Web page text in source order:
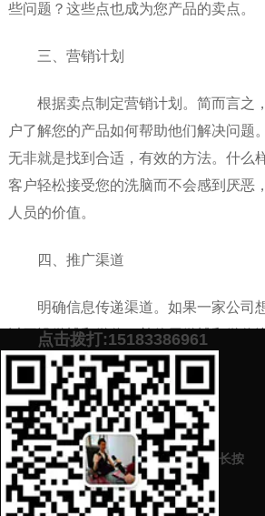
些问题？这些点也成为您产品的卖点。
三、营销计划
根据卖点制定营销计划。简而言之
户了解您的产品如何帮助他们解决问题
无非就是找到合适，有效的方法。什么
客户轻松接受您的洗脑而不会感到厌恶
人员的价值。
四、推广渠道
明确信息传递渠道。如果一家公司
以开设微博和微信，并使用微博和微信
客户群体的行为。网络营销的更有效手
纸等，但是具体策略是基于企业自身的
预约营销老师 添加微信号：scyxch
案！
上一篇：网络营销推广方案怎么写（带你了解
点击拨打:15183386961
长按